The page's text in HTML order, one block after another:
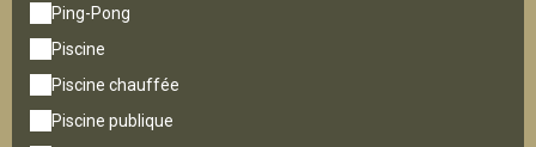
Ping-Pong
Piscine
Piscine chauffée
Piscine publique